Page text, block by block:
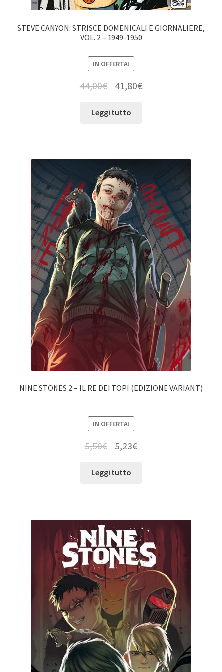
STEVE CANYON: STRISCE DOMENICALI E GIORNALIERE,
VOL. 2 – 1949-1950
IN OFFERTA!
44,00€ 41,80€
Leggi tutto
NINE STONES 2 – IL RE DEI TOPI (EDIZIONE VARIANT)
IN OFFERTA!
5,50€ 5,23€
Leggi tutto